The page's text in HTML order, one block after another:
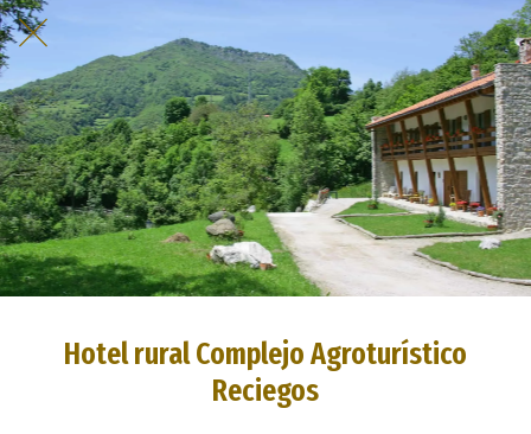
Hotel rural Complejo Agroturístico
Reciegos